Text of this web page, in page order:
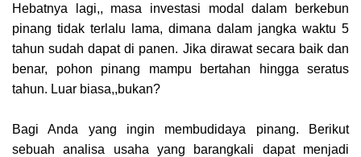
Hebatnya lagi,, masa investasi modal dalam berkebun
pinang tidak terlalu lama, dimana dalam jangka waktu 5
tahun sudah dapat di panen. Jika dirawat secara baik dan
benar, pohon pinang mampu bertahan hingga seratus
tahun. Luar biasa,,bukan?
Bagi Anda yang ingin membudidaya pinang. Berikut
sebuah analisa usaha yang barangkali dapat menjadi